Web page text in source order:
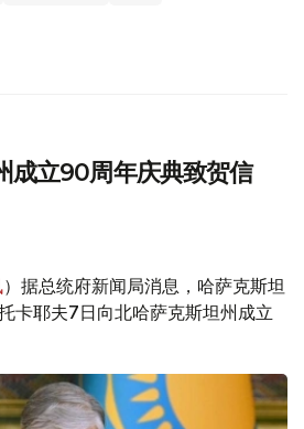
成立90周年庆典致贺信
）据总统府新闻局消息，哈萨克斯坦
卡耶夫7日向北哈萨克斯坦州成立